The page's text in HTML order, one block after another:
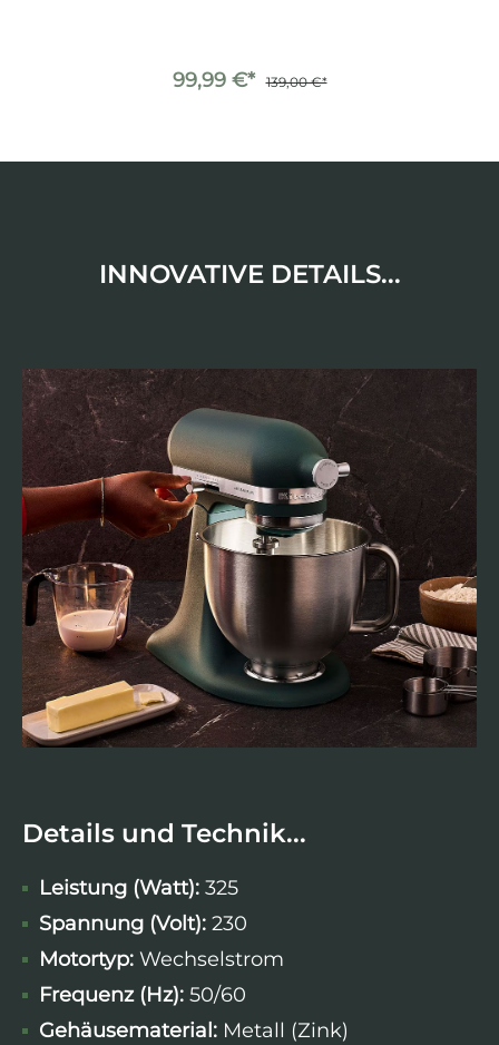
99,99 €* 139,00 €*
INNOVATIVE DETAILS...
Details und Technik...
Leistung (Watt): 325
Spannung (Volt): 230
Motortyp: Wechselstrom
Frequenz (Hz): 50/60
Gehäusematerial: Metall (Zink)